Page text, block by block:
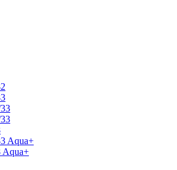
Aqua+
Aqua+